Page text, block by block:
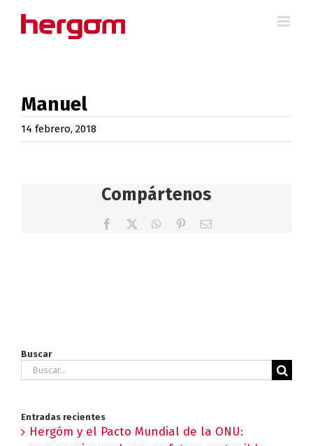
Manuel
14 febrero, 2018
Compártenos
Facebook WhatsApp
PinterestCorreo
Buscar
Buscar:
Entradas recientes
Hergóm y el Pacto Mundial de la ONU: